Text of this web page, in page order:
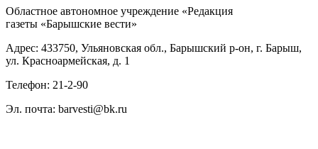
Областное автономное учреждение «Редакция
газеты «Барышские вести»
Адрес: 433750, Ульяновская обл., Барышский р-он, г. Барыш,
ул. Красноармейская, д. 1
Телефон: 21-2-90
Эл. почта: barvesti@bk.ru